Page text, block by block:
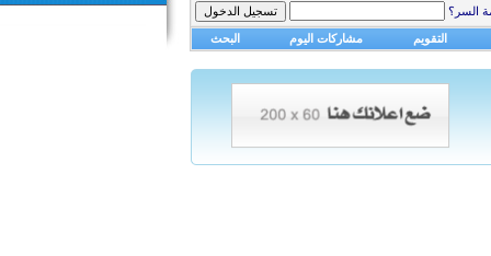
السر؟
التقويم مشاركات اليوم البحث